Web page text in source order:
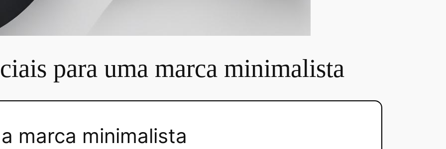
para uma marca minimalista
marca minimalista